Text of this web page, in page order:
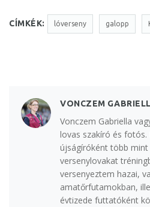
CÍMKÉK: lóverseny galopp
VONCZEM
Vonczem Gabriella
lovas szakíró és
újságíróként több
versenylovakat
versenyeztem hazai,
amatőrfutamokban,
évtizede futtatóként